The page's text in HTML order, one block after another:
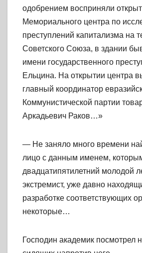
одобрением восприняли
Мемориального центра по
преступлений капитализма на
Советского Союза, в здании
имени государственного
Ельцина. На открытии центра
главный координатор
Коммунистической партии
Аркадьевич Раков…»
— Не заняло много времени
лицо с данным именем,
двадцатипятилетний молодой
экстремист, уже давно
разработке соответствующих
некоторые…
Господин академик посмотрел